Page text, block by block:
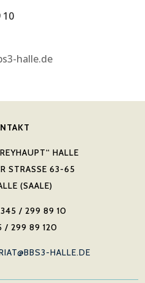
10
halle.de
HALLE
STRASSE 63-65
(SAALE)
/ 299 89 10
/ 299 89 120
HALLE.DE